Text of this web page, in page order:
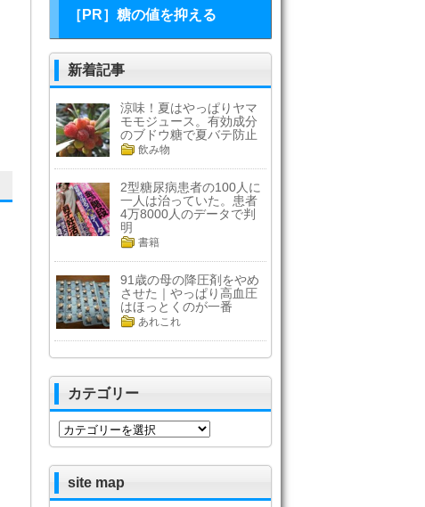
［PR］糖の値を抑える
新着記事
涼味！夏はやっぱりヤマ
モモジュース。有効成分
のブドウ糖で夏バテ防止
飲み物
2型糖尿病患者の100人に
一人は治っていた。患者
4万8000人のデータで判
明
書籍
91歳の母の降圧剤をやめ
させた｜やっぱり高血圧
はほっとくのが一番
あれこれ
カテゴリー
カ
リ
ー
site map